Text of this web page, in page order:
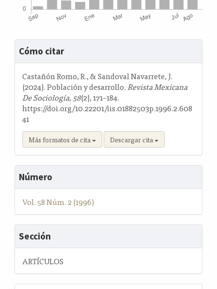
Detalles
del
artículo
Cómo citar
Castañón Romo, R., & Sandoval Navarrete, J.
(2024). Población y desarrollo.Revista Mexicana
De Sociología,58(2), 171–184.
https://doi.org/10.22201/iis.01882503p.1996.2.608
41
Más formatos de cita Descargar cita
Número
Vol. 58 Núm. 2 (1996)
Sección
ARTÍCULOS